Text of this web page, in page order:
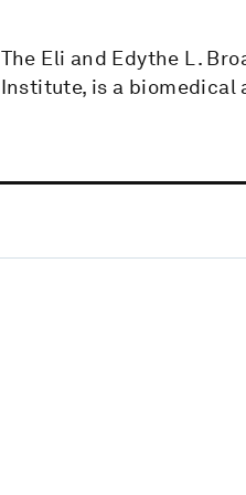
The Eli and Edythe L.
Institute, is a biomedical